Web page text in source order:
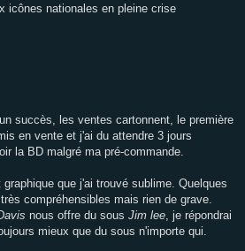
icônes nationales en pleine crise
succès, les ventes cartonnent, le première
en vente et j'ai du attendre 3 jours
la BD malgré ma pré-commande.
que j'ai trouvé sublime. Quelques
compréhensibles mais rien de grave.
nous offre du sous Jim lee, je répondrai
mieux que du sous n'importe qui.